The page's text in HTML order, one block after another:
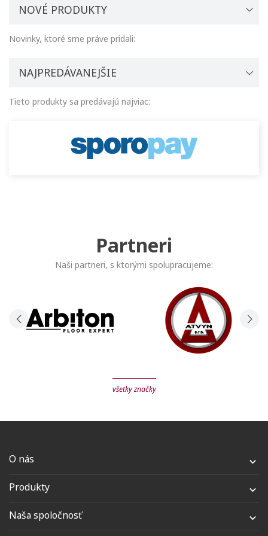
NOVÉ PRODUKTY
Novinky, ktoré sme práve pridali:
NAJPREDÁVANEJŠIE
Tieto produkty sa predávajú najviac:
Partneri
Naši partneri, s ktorými spolupracujeme:
všetky značky
O nás 
Produkty 
Naša spoločnosť 